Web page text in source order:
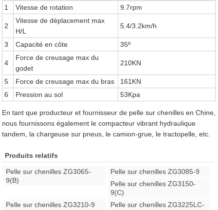
1
Vitesse de rotation 9.7rpm
2
Vitesse de déplacement max
H/L
5.4/3.2km/h
3 Capacité en côte 35º
4
Force de creusage max du
godet
210KN
5 Force de creusage max du bras
161KN
6
Pression au sol 53Kpa
En tant que producteur et fournisseur de pelle sur chenilles en Chine,
nous fournissons également le compacteur vibrant hydraulique
tandem, la chargeuse sur pneus, le camion-grue, le tractopelle, etc.
Produits relatifs
Pelle sur chenilles ZG3065-
9(B)
Pelle sur chenilles ZG3085-9
Pelle sur chenilles ZG3150-
9(C)
Pelle sur chenilles ZG3210-9
Pelle sur chenilles ZG3225LC-